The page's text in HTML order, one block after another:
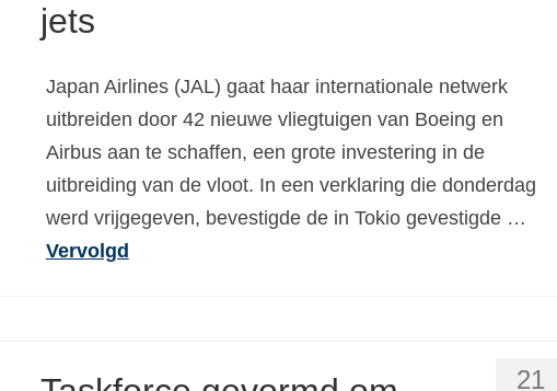
jets
Japan Airlines (JAL) gaat haar internationale netwerk
uitbreiden door 42 nieuwe vliegtuigen van Boeing en
Airbus aan te schaffen, een grote investering in de
uitbreiding van de vloot. In een verklaring die donderdag
werd vrijgegeven, bevestigde de in Tokio gevestigde …
Vervolgd
21